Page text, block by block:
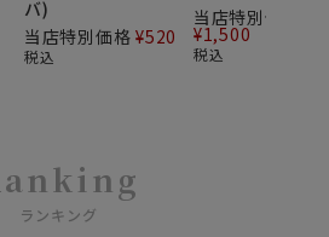
バ)
当店特別価格 ¥520
税込
当店特別価格
¥1,500
税込
ランキング